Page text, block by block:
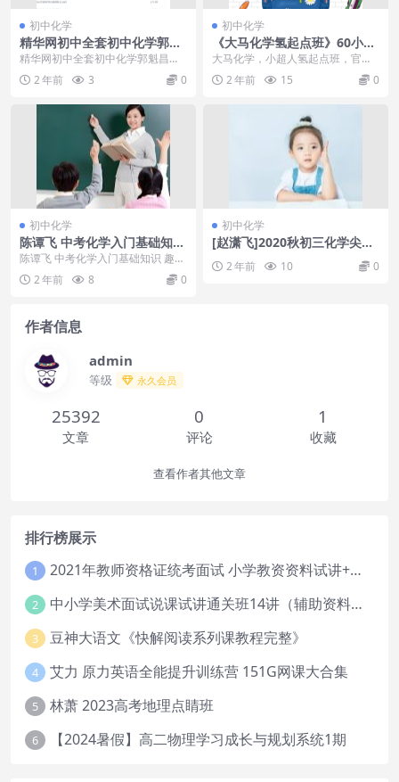
初中化学
精华网初中全套初中化学郭魁
昌初三化学基础巩固(下)
精华网初中全套初中化学郭魁昌初
三化学基础巩固下，是继上面的内
容后续，全初中的内容...
2 年前 3 0
初中化学
《大马化学氢起点班》60小时
搞定全部初中化学
大马化学，小超人氢起点班，官方1
1250元！高分，一定是努力刷出来
的，不努力，肯...
2 年前 15 0
初中化学
陈谭飞 中考化学入门基础知识
趣味讲解化学
陈谭飞 中考化学入门基础知识 趣味
讲解化学目录：第01讲走进化学世
界-物质的变化...
2 年前 8 0
初中化学
[赵潇飞]2020秋初三化学尖端
2 年前 10 0
作者信息
admin
等级 永久会员
25392
文章
0
评论
1
收藏
查看作者其他文章
排行榜展示
1 2021年教师资格证统考面试 小学教资资料试讲+答辩
2 中小学美术面试说课试讲通关班14讲（辅助资料第一套）
3 豆神大语文《快解阅读系列课教程完整》
4 艾力 原力英语全能提升训练营 151G网课大合集
5 林萧 2023高考地理点睛班
6 【2024暑假】高二物理学习成长与规划系统1期